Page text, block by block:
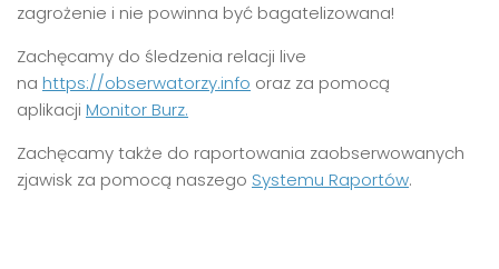
zagrożenie i nie powinna być bagatelizowana!
Zachęcamy do śledzenia relacji live
na https://obserwatorzy.info oraz za pomocą
aplikacji Monitor Burz.
Zachęcamy także do raportowania zaobserwowanych
zjawisk za pomocą naszego Systemu Raportów.